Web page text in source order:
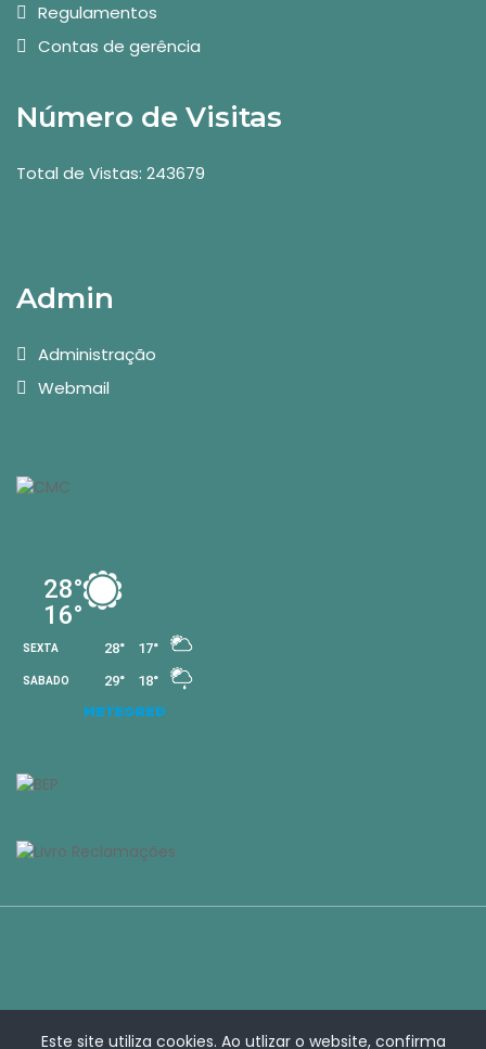
Este site utiliza cookies. Ao utlizar o website, confirma
Regulamentos
Contas de gerência
Número de Visitas
Total de Vistas: 243679
Admin
Administração
Webmail